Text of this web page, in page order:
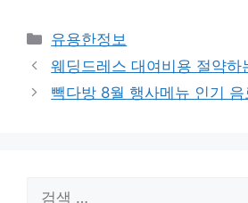
카
테
고
리
유용한정보
웨딩드레스 대여비용 절약하
빽다방 8월 행사메뉴 인기